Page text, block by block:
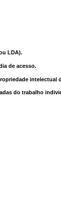
LDA).
de acesso.
intelectual
do trabalho